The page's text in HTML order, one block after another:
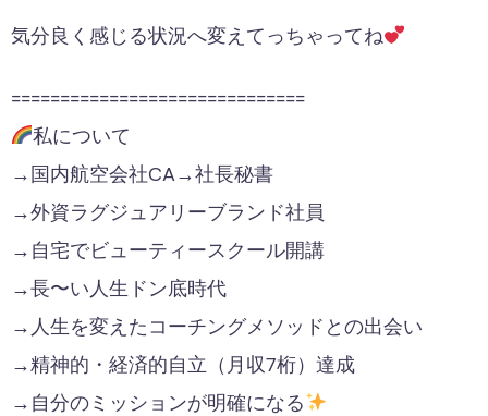
気分良く感じる状況へ​変えてっちゃってね
==============================
私について
→国内航空会社CA→社長秘書
→外資ラグジュアリーブランド社員
→自宅でビューティースクール開講
→長〜い人生ドン底時代
→人生を変えたコーチングメソッドとの出会い
→精神的・経済的自立（月収7桁）達成
→自分のミッションが明確になる